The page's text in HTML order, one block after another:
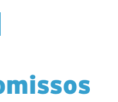
Drilling is pleased to
over the past four
helping ensure a